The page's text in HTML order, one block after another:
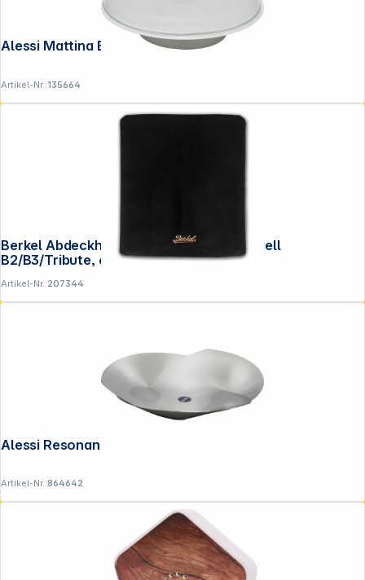
Alessi Mattina Etagere grau BG06 WG
Artikel-Nr.:135664
Berkel Abdeckhaube Grösse L schw Modell
B2/B3/Tribute, 60x70x45cm
Artikel-Nr.:207344
Artikel-Nr.:864642